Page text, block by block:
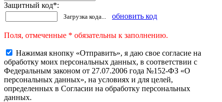
Защитный код*:
Загрузка кода... обновить код
Поля, отмеченные * обязательны к заполнению.
Нажимая кнопку «Отправить», я даю свое согласие на
обработку моих персональных данных, в соответствии с
Федеральным законом от 27.07.2006 года №152-ФЗ «О
персональных данных», на условиях и для целей,
определенных в Согласии на обработку персональных
данных.